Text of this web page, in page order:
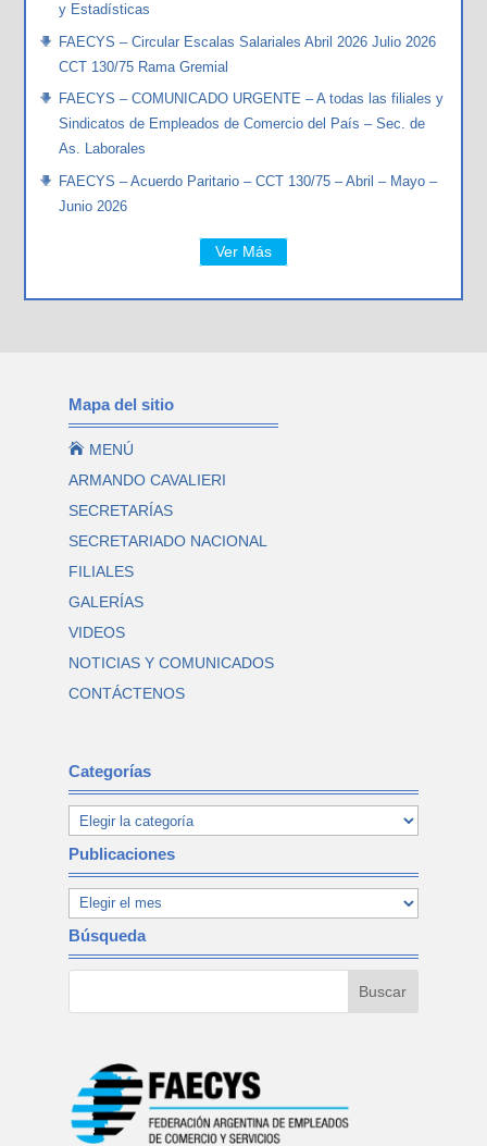
y Estadísticas
FAECYS – Circular Escalas Salariales Abril 2026 Julio 2026
CCT 130/75 Rama Gremial
FAECYS – COMUNICADO URGENTE – A todas las filiales y
Sindicatos de Empleados de Comercio del País – Sec. de
As. Laborales
FAECYS – Acuerdo Paritario – CCT 130/75 – Abril – Mayo –
Junio 2026
Ver Más
Mapa del sitio
 MENÚ
ARMANDO CAVALIERI
SECRETARÍAS
SECRETARIADO NACIONAL
FILIALES
GALERÍAS
VIDEOS
NOTICIAS Y COMUNICADOS
CONTÁCTENOS
Categorías
Publicaciones
Búsqueda